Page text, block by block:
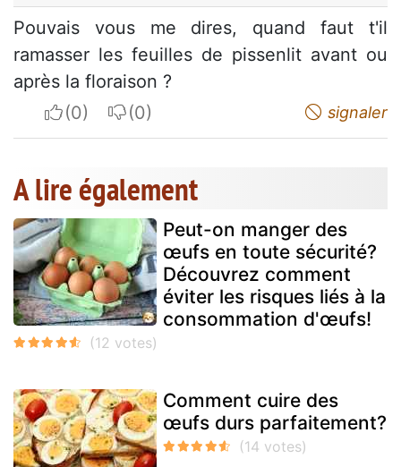
Pouvais vous me dires, quand faut t'il
ramasser les feuilles de pissenlit avant ou
après la floraison ?
I apreciateI do not appreciate signaler
A lire également
Peut-on manger des
œufs en toute sécurité?
Découvrez comment
éviter les risques liés à la
consommation d'œufs!
Comment cuire des
œufs durs parfaitement?